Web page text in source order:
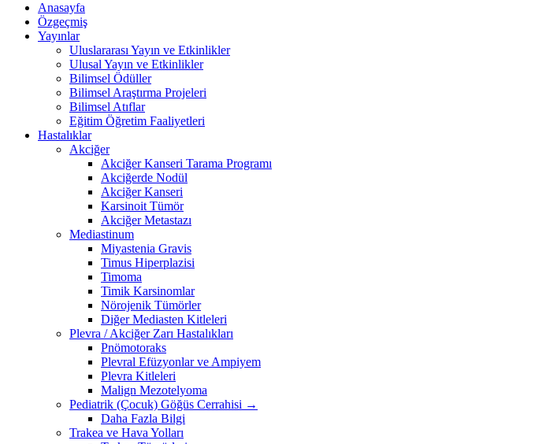
Anasayfa
Özgeçmiş
Yayınlar
Uluslararası Yayın ve Etkinlikler
Ulusal Yayın ve Etkinlikler
Bilimsel Ödüller
Bilimsel Araştırma Projeleri
Bilimsel Atıflar
Eğitim Öğretim Faaliyetleri
Hastalıklar
Akciğer
Akciğer Kanseri Tarama Programı
Akciğerde Nodül
Akciğer Kanseri
Karsinoit Tümör
Akciğer Metastazı
Mediastinum
Miyastenia Gravis
Timus Hiperplazisi
Timoma
Timik Karsinomlar
Nörojenik Tümörler
Diğer Mediasten Kitleleri
Plevra / Akciğer Zarı Hastalıkları
Pnömotoraks
Plevral Efüzyonlar ve Ampiyem
Plevra Kitleleri
Malign Mezotelyoma
Pediatrik (Çocuk) Göğüs Cerrahisi →
Daha Fazla Bilgi
Trakea ve Hava Yolları